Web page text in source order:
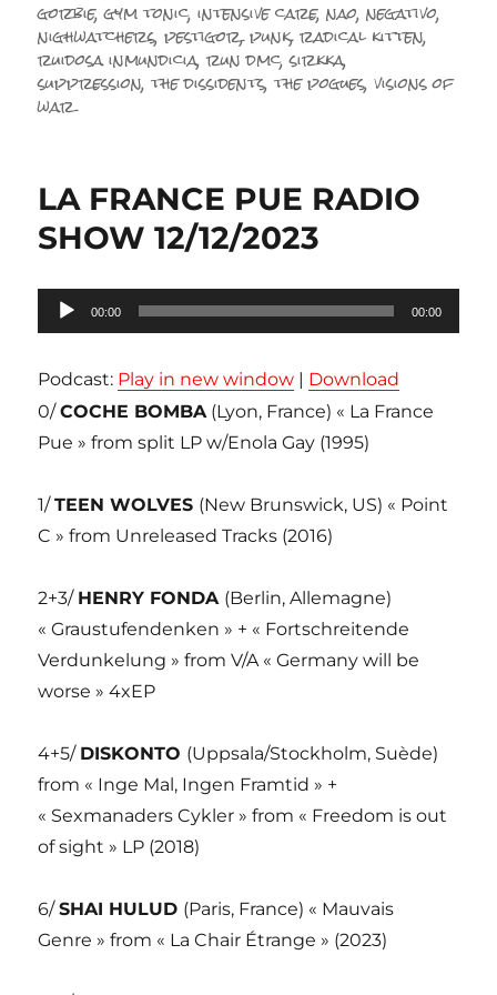
gorbie,gym tonic,intensive care,nao,negativo,
nighwatchers,pestigor,punk,radical kitten,
ruidosa inmundicia,run dmc,sirkka,
suppression,the dissidents,the pogues,visions of
war
LA FRANCE PUE RADIO
SHOW 12/12/2023
Lecteur
audio
00:00 00:00
Podcast: Play in new window | Download
0/COCHE BOMBA(Lyon, France) « La France
Pue » from split LP w/Enola Gay (1995)
1/TEEN WOLVES (New Brunswick, US) « Point
C » from Unreleased Tracks (2016)
2+3/ HENRY FONDA (Berlin, Allemagne)
« Graustufendenken » + « Fortschreitende
Verdunkelung » from V/A « Germany will be
worse » 4xEP
4+5/ DISKONTO (Uppsala/Stockholm, Suède)
from « Inge Mal, Ingen Framtid » +
« Sexmanaders Cykler » from « Freedom is out
of sight » LP (2018)
6/SHAI HULUD (Paris, France) « Mauvais
Genre » from « La Chair Étrange » (2023)